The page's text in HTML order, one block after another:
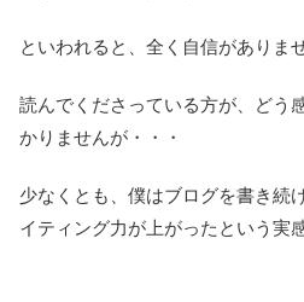
といわれると、全く自信がありませ
読んでくださっている方が、どう
かりませんが・・・
少なくとも、僕はブログを書き続
イティング力が上がったという実